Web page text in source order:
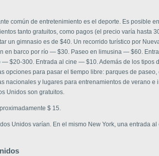
común de entretenimiento es el deporte. Es posible
tanto gratuitos, como pagos (el precio varía hasta
un gimnasio es de $40. Un recorrido turístico por
en barco por río — $30. Paseo en limusina — $60.
$20-300. Entrada al cine — $10. Además de los tipos
opciones para pasar el tiempo libre: parques de paseo,
nacionales y lugares para entrenamientos de verano e
Unidos son gratuitos.
$ 15.
Unidos varían. En el mismo New York, una entrada al